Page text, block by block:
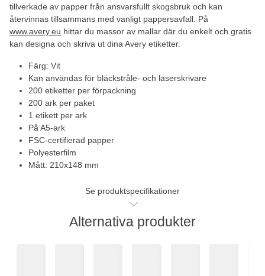
tillverkade av papper från ansvarsfullt skogsbruk och kan
återvinnas tillsammans med vanligt pappersavfall. På
www.avery.eu hittar du massor av mallar där du enkelt och gratis
kan designa och skriva ut dina Avery etiketter.
Färg: Vit
Kan användas för bläckstråle- och laserskrivare
200 etiketter per förpackning
200 ark per paket
1 etikett per ark
På A5-ark
FSC-certifierad papper
Polyesterfilm
Mått: 210x148 mm
Se produktspecifikationer
Alternativa produkter